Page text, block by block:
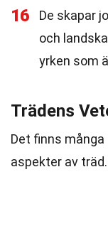
16
De skapar
och
yrken som
Trädens
Det finns
aspekter av träd.